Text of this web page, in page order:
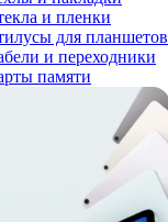
и пленки
для планшетов
и переходники
памяти